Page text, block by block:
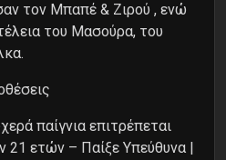
τον Μπαπέ & Ζιρού , ενώ
του Μασούρα, του
παίγνια επιτρέπεται
21 ετών – Παίξε Υπεύθυνα |